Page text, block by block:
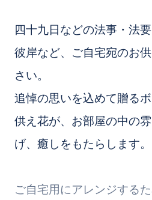
四十九日などの法事・法
彼岸など、ご自宅宛のお
さい。
追悼の思いを込めて贈る
供え花が、お部屋の中の
げ、癒しをもたらします。
ご自宅用にアレンジする